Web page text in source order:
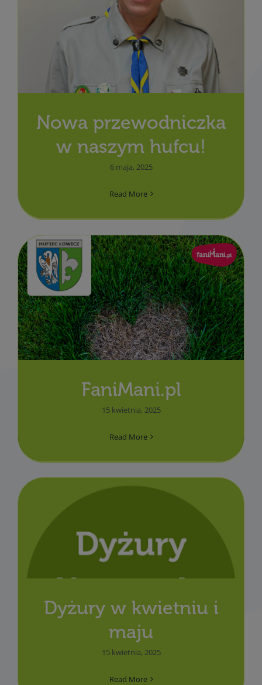
Nowa przewodniczka
w naszym hufcu!
6 maja, 2025
Read More
FaniMani.pl
15 kwietnia, 2025
Read More
Dyżury w kwietniu i
maju
15 kwietnia, 2025
Read More